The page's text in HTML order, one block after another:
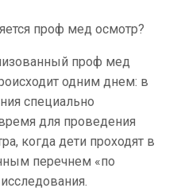
проф мед осмотр?
проф мед
одним днем: в
специально
для проведения
когда дети проходят в
перечнем «по